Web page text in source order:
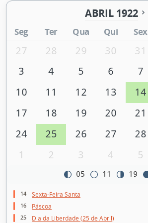
ABRIL 1922
Seg Ter Qua Qui Sex
27 28 29 30 31
3
4 5 6 7
10
11 12 13 14
17
18 19 20 21
24
25 26 27 28
1
2 3 4 5
05 11 19
14 Sexta-Feira Santa
16 Páscoa
25 Dia da Liberdade (25 de Abril)